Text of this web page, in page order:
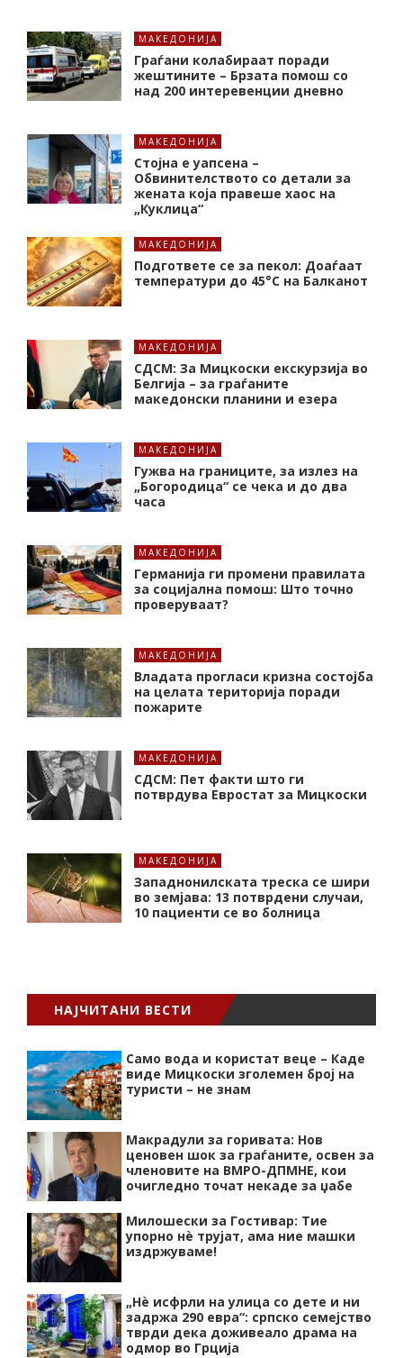
МАКЕДОНИЈА
Граѓани колабираат поради
жештините – Брзата помош со
над 200 интеревенции дневно
МАКЕДОНИЈА
Стојна е уапсена –
Обвинителството со детали за
жената која правеше хаос на
„Куклица“
МАКЕДОНИЈА
Подгответе се за пекол: Доаѓаат
температури до 45°C на Балканот
МАКЕДОНИЈА
СДСМ: За Мицкоски екскурзија во
Белгија – за граѓаните
македонски планини и езера
МАКЕДОНИЈА
Гужва на границите, за излез на
„Богородица“ се чека и до два
часа
МАКЕДОНИЈА
Германија ги промени правилата
за социјална помош: Што точно
проверуваат?
МАКЕДОНИЈА
Владата прогласи кризна состојба
на целата територија поради
пожарите
МАКЕДОНИЈА
СДСМ: Пет факти што ги
потврдува Евростат за Мицкоски
МАКЕДОНИЈА
Западнонилската треска се шири
во земјава: 13 потврдени случаи,
10 пациенти се во болница
НАЈЧИТАНИ ВЕСТИ
Само вода и користат веце – Каде
виде Мицкоски зголемен број на
туристи – не знам
Макрадули за горивата: Нов
ценовен шок за граѓаните, освен за
членовите на ВМРО-ДПМНЕ, кои
очигледно точат некаде за џабе
Милошески за Гостивар: Тие
упорно нѐ трујат, ама ние машки
издржуваме!
„Нѐ исфрли на улица со дете и ни
задржа 290 евра“: српско семејство
тврди дека доживеало драма на
одмор во Грција